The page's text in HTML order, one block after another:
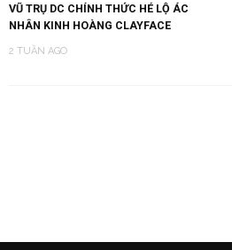
VŨ TRỤ DC CHÍNH THỨC HÉ LỘ ÁC
NHÂN KINH HOÀNG CLAYFACE
2 TUẦN AGO